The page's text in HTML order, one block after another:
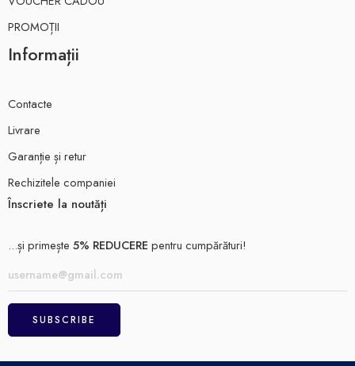
PROMOȚII
Informații
Contacte
Livrare
Garanție și retur
Rechizitele companiei
Înscriete la noutăți
...și primește 5% REDUCERE pentru cumpărături!